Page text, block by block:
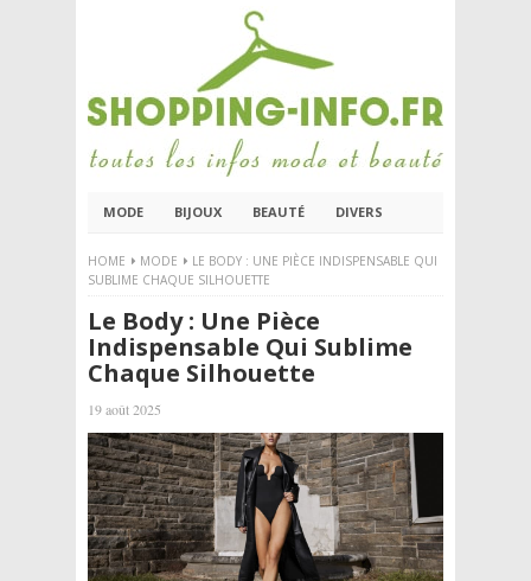
MODE BIJOUX BEAUTÉ DIVERS
HOME MODE
LE BODY : UNE PIÈCE INDISPENSABLE QUI
SUBLIME CHAQUE SILHOUETTE
Le Body : Une Pièce
Indispensable Qui Sublime
Chaque Silhouette
19 août 2025